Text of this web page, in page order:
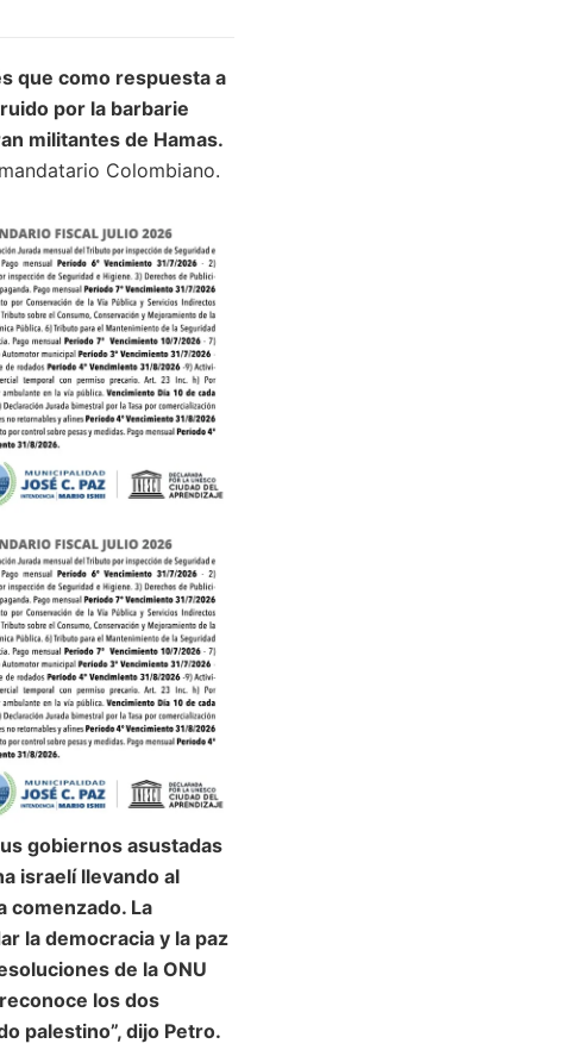
que como respuesta a
por la barbarie
militantes de Hamas.
Colombiano.
gobiernos asustadas
israelí llevando al
comenzado. La
la democracia y la paz
de la ONU
los dos
palestino”, dijo Petro.